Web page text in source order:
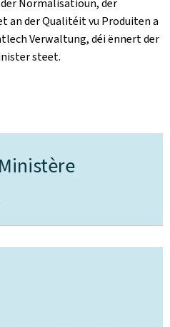
Normalisatioun, der
an der Qualitéit vu Produiten a
Verwaltung, déi ënnert der
steet.